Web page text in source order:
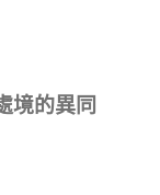
境的異同